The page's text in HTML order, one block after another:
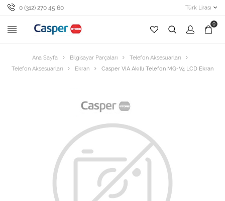
0 (312) 270 45 60 Türk Lirası
0
Ana Sayfa Bilgisayar Parçaları
Telefon Aksesuarları
Telefon Aksesuarları
Ekran Casper VIA Akıllı Telefon MG-V4 LCD Ekran